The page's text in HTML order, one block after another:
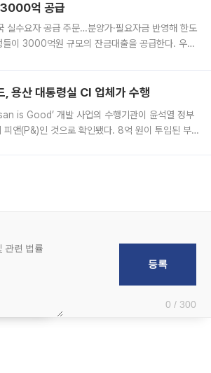
3000억 공급
실수요자 공급 주문…분양가·필요자금 반영해 한도
들이 3000억원 규모의 잔금대출을 공급한다. 우리
산 대통령실 CI 업체가 수행
is Good’ 개발 사업의 수행기관이 윤석열 정부
앤(P&)인 것으로 확인됐다. 8억 원이 투입된 부산
0 / 300